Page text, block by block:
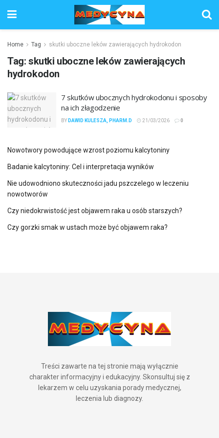
Home Tag skutki uboczne leków zawierających hydrokodon
Tag: skutki uboczne leków zawierających
hydrokodon
7 skutków ubocznych hydrokodonu i sposoby
na ich złagodzenie
BY DAWID KULESZA, PHARM.D 21/03/2026 0
Nowotwory powodujące wzrost poziomu kalcytoniny
Badanie kalcytoniny: Cel i interpretacja wyników
Nie udowodniono skuteczności jadu pszczelego w leczeniu
nowotworów
Czy niedokrwistość jest objawem raka u osób starszych?
Czy gorzki smak w ustach może być objawem raka?
Treści zawarte na tej stronie mają wyłącznie
charakter informacyjny i edukacyjny. Skonsultuj się z
lekarzem w celu uzyskania porady medycznej,
leczenia lub diagnozy.